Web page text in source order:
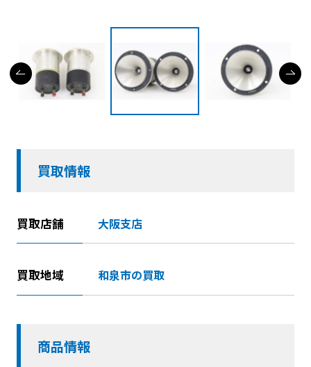
買取情報
買取店舗 大阪支店
買取地域 和泉市の買取
商品情報